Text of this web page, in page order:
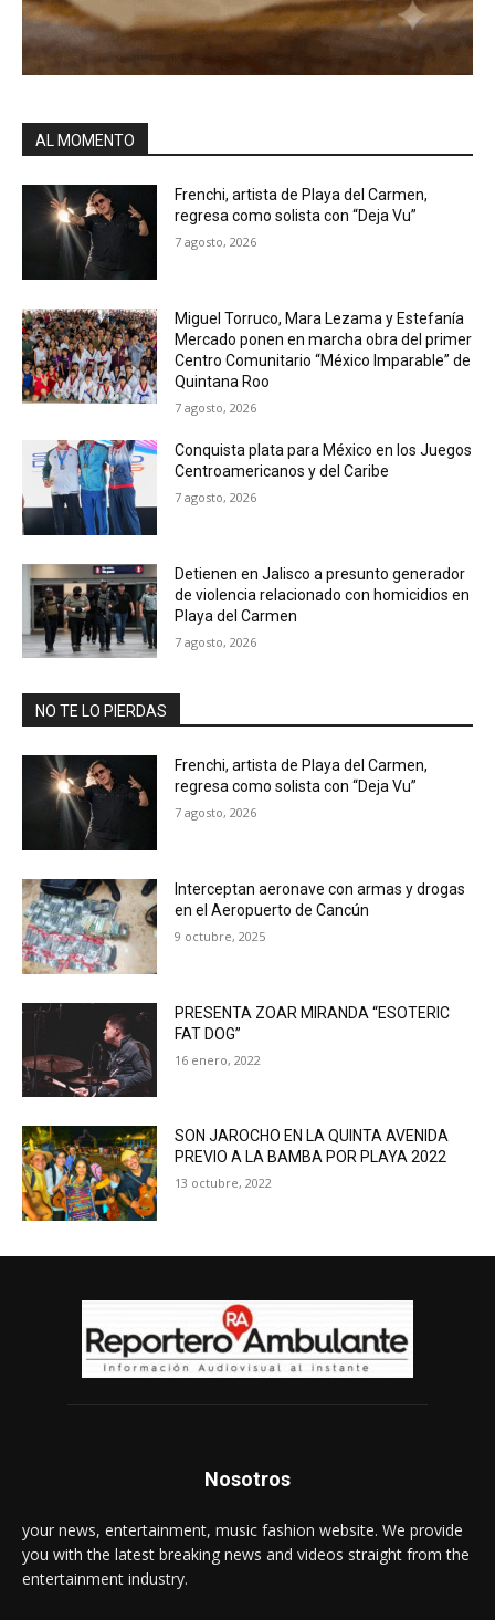
AL MOMENTO
Frenchi, artista de Playa del Carmen,
regresa como solista con “Deja Vu”
7 agosto, 2026
Miguel Torruco, Mara Lezama y Estefanía
Mercado ponen en marcha obra del primer
Centro Comunitario “México Imparable” de
Quintana Roo
7 agosto, 2026
Conquista plata para México en los Juegos
Centroamericanos y del Caribe
7 agosto, 2026
Detienen en Jalisco a presunto generador
de violencia relacionado con homicidios en
Playa del Carmen
7 agosto, 2026
NO TE LO PIERDAS
Frenchi, artista de Playa del Carmen,
regresa como solista con “Deja Vu”
7 agosto, 2026
Interceptan aeronave con armas y drogas
en el Aeropuerto de Cancún
9 octubre, 2025
PRESENTA ZOAR MIRANDA “ESOTERIC
FAT DOG”
16 enero, 2022
SON JAROCHO EN LA QUINTA AVENIDA
PREVIO A LA BAMBA POR PLAYA 2022
13 octubre, 2022
Nosotros
your news, entertainment, music fashion website. We provide
you with the latest breaking news and videos straight from the
entertainment industry.